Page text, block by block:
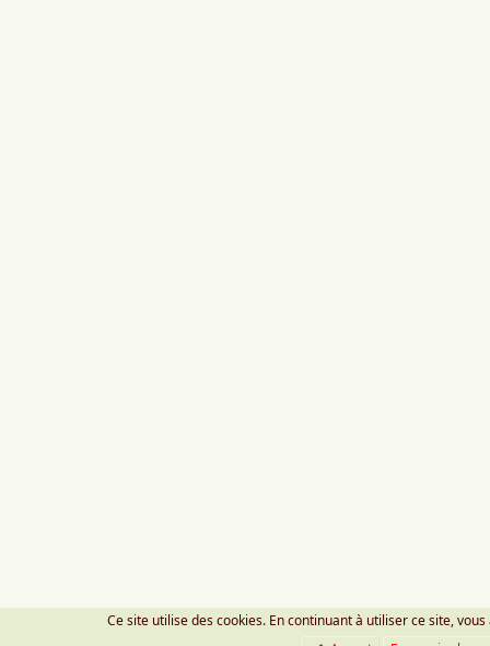
Ce site utilise des cookies. En continuant à utiliser ce site,